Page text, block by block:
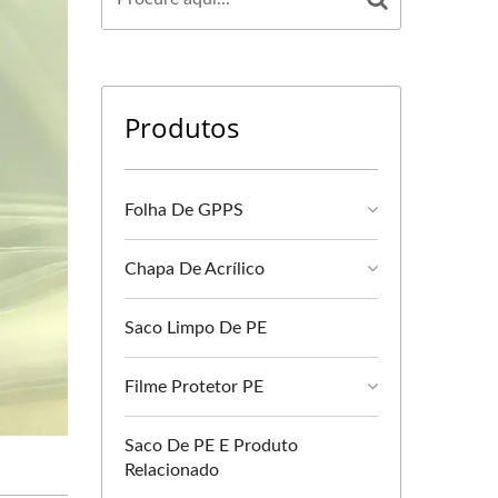
Produtos
Folha De GPPS
Chapa De Acrílico
Saco Limpo De PE
Filme Protetor PE
Saco De PE E Produto
Relacionado